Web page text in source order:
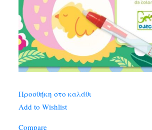
Προσθήκη στο καλάθι
Add to Wishlist
Compare